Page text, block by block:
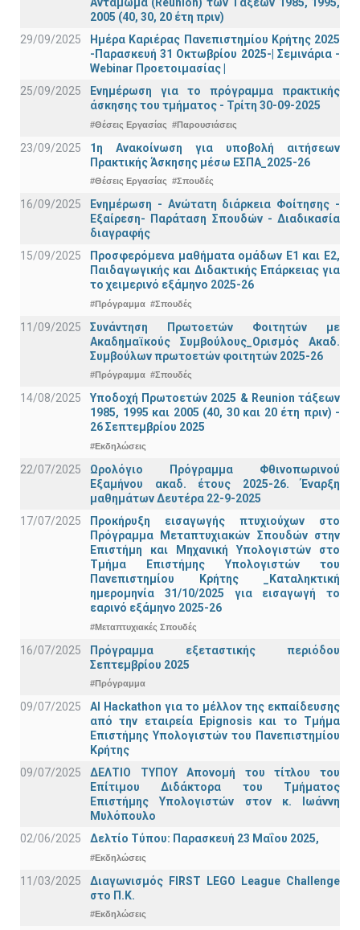
2005 (40, 30, 20 έτη πριν)
29/09/2025
Ημέρα Καριέρας Πανεπιστημίου Κρήτης 2025
-Παρασκευή 31 Οκτωβρίου 2025-| Σεμινάρια -
Webinar Προετοιμασίας |
25/09/2025
Ενημέρωση για το πρόγραμμα πρακτικής
άσκησης του τμήματος - Τρίτη 30-09-2025
#Θέσεις Εργασίας #Παρουσιάσεις
23/09/2025
1η Ανακοίνωση για υποβολή αιτήσεων
Πρακτικής Άσκησης μέσω ΕΣΠΑ_2025-26
#Θέσεις Εργασίας #Σπουδές
16/09/2025
Ενημέρωση - Ανώτατη διάρκεια Φοίτησης -
Εξαίρεση- Παράταση Σπουδών - Διαδικασία
διαγραφής
15/09/2025
Προσφερόμενα μαθήματα ομάδων Ε1 και Ε2,
Παιδαγωγικής και Διδακτικής Επάρκειας για
το χειμερινό εξάμηνο 2025-26
#Πρόγραμμα #Σπουδές
11/09/2025
Συνάντηση Πρωτοετών Φοιτητών με
Ακαδημαϊκούς Συμβούλους_Ορισμός Ακαδ.
Συμβούλων πρωτοετών φοιτητών 2025-26
#Πρόγραμμα #Σπουδές
14/08/2025
Υποδοχή Πρωτοετών 2025 & Reunion τάξεων
1985, 1995 και 2005 (40, 30 και 20 έτη πριν) -
26 Σεπτεμβρίου 2025
#Εκδηλώσεις
22/07/2025
Ωρολόγιο Πρόγραμμα Φθινοπωρινού
Εξαμήνου ακαδ. έτους 2025-26. Έναρξη
μαθημάτων Δευτέρα 22-9-2025
17/07/2025
Προκήρυξη εισαγωγής πτυχιούχων στo
Πρόγραμμα Μεταπτυχιακών Σπουδών στην
Επιστήμη και Μηχανική Υπολογιστών στο
Τμήμα Eπιστήμης Υπολογιστών του
Πανεπιστημίου Κρήτης _Καταληκτική
ημερομηνία 31/10/2025 για εισαγωγή το
εαρινό εξάμηνο 2025-26
#Μεταπτυχιακές Σπουδές
16/07/2025
Πρόγραμμα εξεταστικής περιόδου
Σεπτεμβρίου 2025
#Πρόγραμμα
09/07/2025
AI Hackathon για το μέλλον της εκπαίδευσης
από την εταιρεία Epignosis και το Τμήμα
Επιστήμης Υπολογιστών του Πανεπιστημίου
Κρήτης
09/07/2025
ΔΕΛΤΙΟ ΤΥΠΟΥ Απονομή του τίτλου του
Επίτιμου Διδάκτορα του Τμήματος
Επιστήμης Υπολογιστών στον κ. Ιωάννη
Μυλόπουλο
02/06/2025
Δελτίο Τύπου: Παρασκευή 23 Μαΐου 2025,
#Εκδηλώσεις
11/03/2025
Διαγωνισμός FIRST LEGO League Challenge
στο Π.Κ.
#Εκδηλώσεις